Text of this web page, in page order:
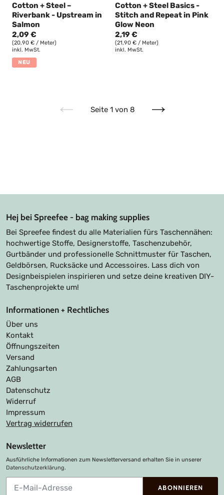
Cotton + Steel –
Riverbank - Upstream in
Salmon
2,09 €
(20,90 € / Meter)
inkl. MwSt.
NEU
Cotton + Steel Basics -
Stitch and Repeat in Pink
Glow Neon
2,19 €
(21,90 € / Meter)
inkl. MwSt.
Vorherige
Seite 1 von 8
Nächste
Hej bei Spreefee - bag making supplies
Bei Spreefee findest du alle Materialien fürs Taschennähen:
hochwertige Stoffe, Designerstoffe, Taschenzubehör,
Gurtbänder und professionelle Schnittmuster für Taschen,
Geldbörsen, Rucksäcke und Accessoires. Lass dich von
Designbeispielen inspirieren und setze deine kreativen DIY-
Taschenprojekte um!
Informationen + Rechtliches
Über uns
Kontakt
Öffnungszeiten
Versand
Zahlungsarten
AGB
Datenschutz
Widerruf
Impressum
Vertrag widerrufen
Newsletter
Ausführliche Informationen zum Newsletterversand erhalten Sie in unserer
Datenschutzerklärung.
ABONNIEREN